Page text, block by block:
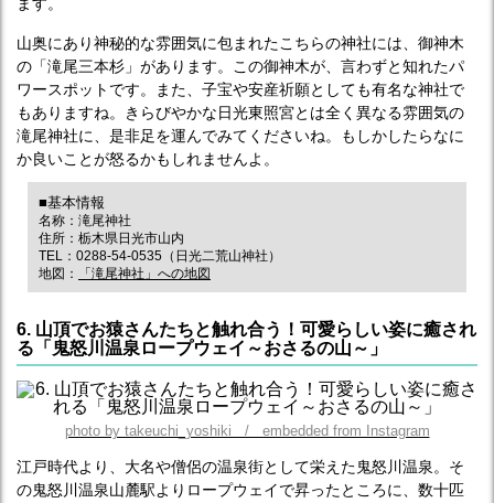
山奥にあり神秘的な雰囲気に包まれたこちらの神社には、御神木
の「滝尾三本杉」があります。この御神木が、言わずと知れたパ
ワースポットです。また、子宝や安産祈願としても有名な神社で
もありますね。きらびやかな日光東照宮とは全く異なる雰囲気の
滝尾神社に、是非足を運んでみてくださいね。もしかしたらなに
か良いことが怒るかもしれませんよ。
■基本情報
名称：滝尾神社
住所：栃木県日光市山内
TEL：0288-54-0535（日光二荒山神社）
地図：
「滝尾神社」への地図
6. 山頂でお猿さんたちと触れ合う！可愛らしい姿に癒され
る「鬼怒川温泉ロープウェイ～おさるの山～」
photo by takeuchi_yoshiki / embedded from Instagram
江戸時代より、大名や僧侶の温泉街として栄えた鬼怒川温泉。そ
の鬼怒川温泉山麓駅よりロープウェイで昇ったところに、数十匹